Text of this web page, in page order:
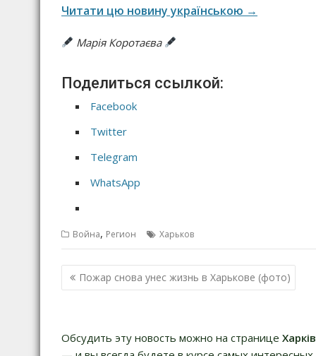
Читати цю новину українською →
Марія Коротаєва
Поделиться ссылкой:
Facebook
Twitter
Telegram
WhatsApp
Война, Регион Харьков
Н
а
и
г
Пожар снова унес жизнь в Харькове (фото)
Обсудить эту новость можно на странице